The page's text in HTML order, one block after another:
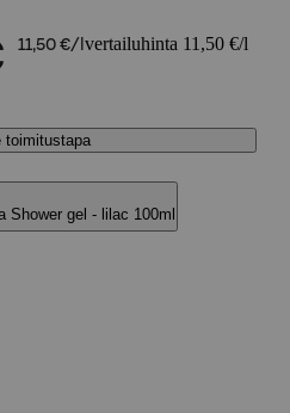
11,50 €/l vertailuhinta 11,50 €/l
toimitustapa
Shower gel - lilac 100ml